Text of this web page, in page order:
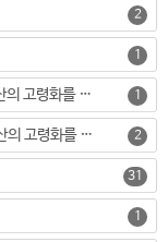
2
1
가족변화에 대응한 출산·육아 지원 방안 연구: 출산의 고령화를 중심으로 1
가족변화에 대응한 출산․육아 지원 방안 연구: 출산의 고령화를 중심으로 2
31
1